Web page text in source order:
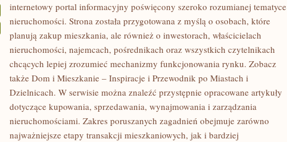
NIERUCHOMOŚCI
internetowy portal informacyjny poświęcony szeroko rozumianej tematyce
nieruchomości. Strona została przygotowana z myślą o osobach, które
planują zakup mieszkania, ale również o inwestorach, właścicielach
nieruchomości, najemcach, pośrednikach oraz wszystkich czytelnikach
chcących lepiej zrozumieć mechanizmy funkcjonowania rynku. Zobacz
także Dom i Mieszkanie – Inspiracje i Przewodnik po Miastach i
Dzielnicach. W serwisie można znaleźć przystępnie opracowane artykuły
dotyczące kupowania, sprzedawania, wynajmowania i zarządzania
nieruchomościami. Zakres poruszanych zagadnień obejmuje zarówno
najważniejsze etapy transakcji mieszkaniowych, jak i bardziej